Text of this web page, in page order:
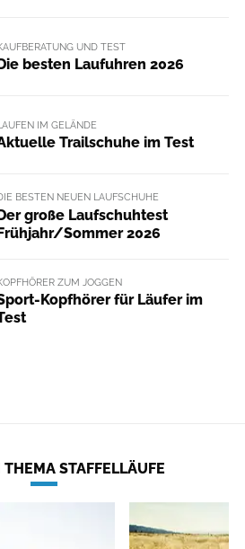
UND TEST
besten Laufuhren 2026
IM GELÄNDE
Trailschuhe im Test
BESTEN NEUEN LAUFSCHUHE
große Laufschuhtest
Sommer 2026
ZUM JOGGEN
Kopfhörer für Läufer im
THEMA STAFFELLÄUFE